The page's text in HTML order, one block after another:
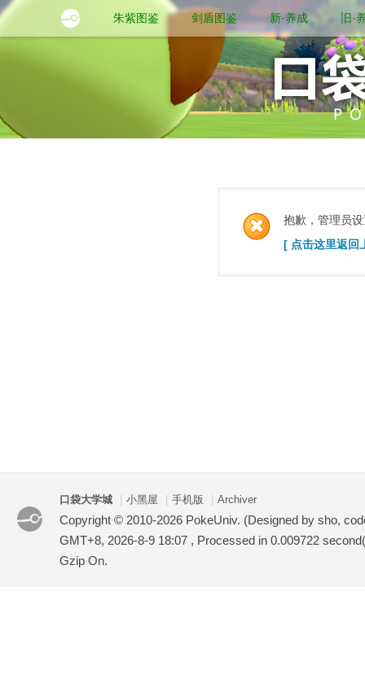
朱紫图鉴 剑盾图鉴 新·养成 旧·
抱歉，管理员
[ 点击这里返回
口袋大学城 小黑屋 手机版 Archiver
Copyright © 2010-2026 PokeUniv. (Designed by sho,
GMT+8, 2026-8-9 18:07 , Processed in 0.009722
Gzip On.